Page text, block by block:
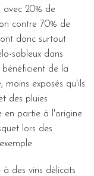
avec 20% de
contre 70% de
donc surtout
sableux dans
bénéficient de la
moins exposés qu'ils
des pluies
en partie à l'origine
lors des
des vins délicats